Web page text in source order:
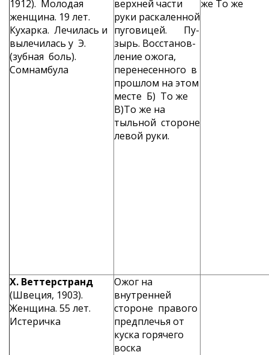
1912). Молодая
женщина. 19 лет.
Кухарка. Ле­чилась и
вылечилась у Э.
(зубная боль).
Сомнам­була
верхней части
руки раскаленной
пуговицей. Пу­
зырь. Восстанов­
ление ожога,
перенесенного в
прошлом на этом
месте Б) То же
В)То же на
тыльной стороне
левой руки.
же То же
X. Веттерстранд
(Швеция, 1903).
Женщина. 55 лет.
Истеричка
Ожог на
внутренней
стороне правого
предплечья от
куска горячего
воска